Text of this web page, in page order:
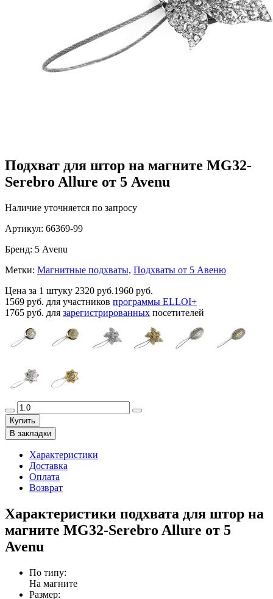
Подхват для штор на магните MG32-
Serebro Allure от 5 Avenu
Наличие уточняется по запросу
Артикул: 66369-99
Бренд: 5 Avenu
Метки: Магнитные подхваты, Подхваты от 5 Авеню
Цена за 1 штуку 2320 руб.1960 руб.
1569 руб. для участников программы ELLOI+
1765 руб. для зарегистрированных посетителей
Купить
В закладки
Характеристики
Доставка
Оплата
Возврат
Характеристики подхвата для штор на
магните MG32-Serebro Allure от 5
Avenu
По типу:
На магните
Размер: